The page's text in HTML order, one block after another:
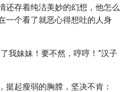
还存着纯洁美妙的幻想，他怎么
一个看了就恶心得想吐的人身
我妹妹！要不然，哼哼！”汉子
挺起瘦弱的胸膛，坚决不肯：